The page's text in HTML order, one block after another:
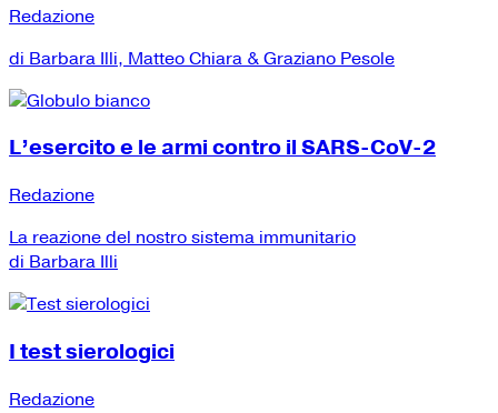
Redazione
di Barbara Illi, Matteo Chiara & Graziano Pesole
L’esercito e le armi contro il SARS-CoV-2
Redazione
La reazione del nostro sistema immunitario
di Barbara Illi
I test sierologici
Redazione